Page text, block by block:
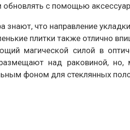
с помощью
знают, что направление
плитки также отлично
магической силой в
над раковиной,
фоном для стеклянных